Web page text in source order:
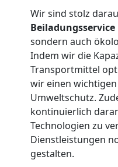
Wir sind stolz
Beiladungsservice
sondern auch
Indem wir die
Transportmittel
wir einen
Umweltschutz.
kontinuierlich
Technologien zu
Dienstleistungen
gestalten.
Feldkirch
Umzug
für
Senioren